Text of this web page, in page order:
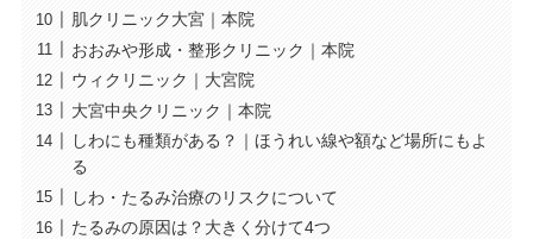
肌クリニック大宮｜本院
おおみや形成・整形クリニック｜本院
ウィクリニック｜大宮院
大宮中央クリニック｜本院
しわにも種類がある？｜ほうれい線や額など場所にもよ
る
しわ・たるみ治療のリスクについて
たるみの原因は？大きく分けて4つ